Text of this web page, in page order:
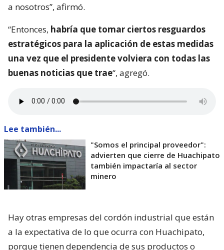
a nosotros”, afirmó.
“Entonces, habría que tomar ciertos resguardos
estratégicos para la aplicación de estas medidas
una vez que el presidente volviera con todas las
buenas noticias que trae“, agregó.
Lee también...
"Somos el principal proveedor":
advierten que cierre de Huachipato
también impactaría al sector
minero
Hay otras empresas del cordón industrial que están
a la expectativa de lo que ocurra con Huachipato,
porque tienen dependencia de sus productos o